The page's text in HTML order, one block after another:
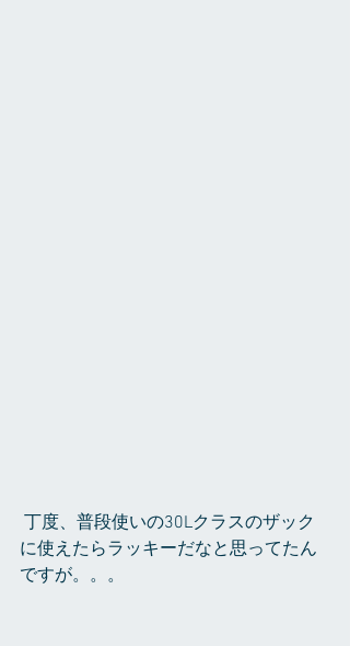
に使えたらラッキーだなと思ってたん
ですが。。。